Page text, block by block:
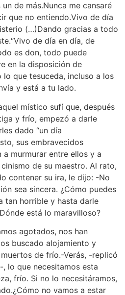
de más.Nunca me cansaré
que no entiendo.Vivo de día
(…)Dando gracias a todo
de día en día, de
es don, todo puede
en la disposición de
que tesuceda, incluso a los
y está a tu lado.
místico sufí que, después
y frío, empezó a darle
dado “un día
sus embravecidos
murmurar entre ellos y a
de su maestro. Al rato,
contener su ira, le dijo: -No
sea sincera. ¿Cómo puedes
tan horrible y hasta darle
está lo maravilloso?
agotados, nos han
buscado alojamiento y
de frío.-Verás, -replicó
lo que necesitamos esta
frío. Si no lo necesitáramos,
no vamos a estar